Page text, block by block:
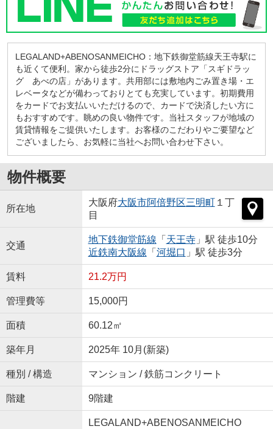
LEGALAND+ABENOSANMEICHO：地下鉄御堂筋線天王寺駅に
も近くて便利。家から徒歩2分にドラッグストア「スギドラッ
グ あべの店」があります。共用部には敷地内ごみ置き場・エ
レベータなどが備わっておりとても充実しています。初期費用
をカードでお支払いいただけるので、カードで決済したい方に
もおすすめです。眺めの良い物件です。当社スタッフが地域の
賃貸情報をご提供いたします。お客様のこだわりやご要望など
ございましたら、お気軽に当社へお問い合わせ下さい。
物件概要
所在地
大阪府大阪市阿倍野区三明町１丁
目
交通
地下鉄御堂筋線 「 天王寺」駅 徒歩10分
近鉄南大阪線 「 河堀口 」駅 徒歩3分
賃料 21.2万円
管理費等 15,000円
面積 60.12㎡
築年月 2025年 10月(新築)
種別 / 構造 マンション / 鉄筋コンクリート
階建 9階建
LEGALAND+ABENOSANMEICHO